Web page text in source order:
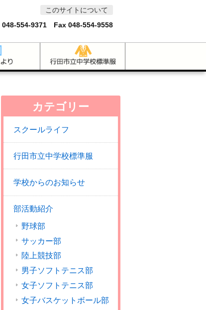
このサイトについて
048-554-9371 Fax 048-554-9558
カテゴリー
スクールライフ
行田市立中学校標準服
学校からのお知らせ
部活動紹介
野球部
サッカー部
陸上競技部
男子ソフトテニス部
女子ソフトテニス部
女子バスケットボール部